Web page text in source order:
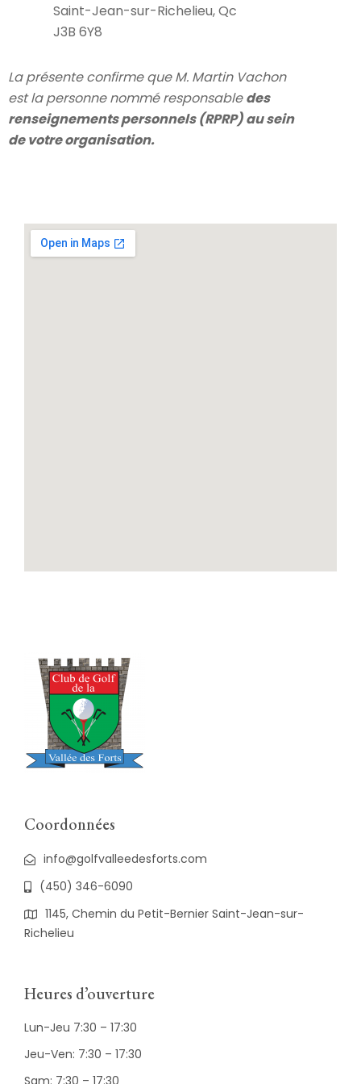
Saint-Jean-sur-Richelieu, Qc
J3B 6Y8
La présente confirme que M. Martin Vachon
est la personne nommé responsabledes
renseignements personnels (RPRP) au sein
de votre organisation.
Coordonnées
info@golfvalleedesforts.com
(450) 346-6090
1145, Chemin du Petit-Bernier Saint-Jean-sur-
Richelieu
Heures d’ouverture
Lun-Jeu 7:30 – 17:30
Jeu-Ven: 7:30 – 17:30
Sam: 7:30 – 17:30